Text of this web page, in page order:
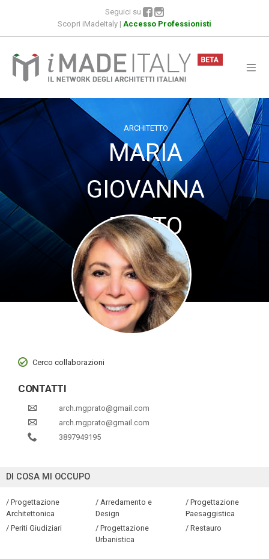
Seguici su
Scopri iMadeItaly | Accesso Professionisti
ARCHITETTO
MARIA
GIOVANNA
PRATO
Cerco collaborazioni
CONTATTI
arch.mgprato@gmail.com
arch.mgprato@gmail.com
3897949195
DI COSA MI OCCUPO
/ Progettazione
Architettonica
/ Arredamento e
Design
/ Progettazione
Paesaggistica
/ Periti Giudiziari
/ Progettazione
Urbanistica
/ Restauro